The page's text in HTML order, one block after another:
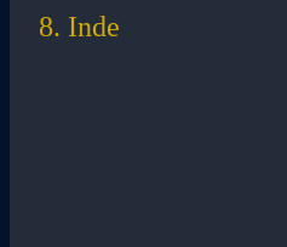
8. Inde